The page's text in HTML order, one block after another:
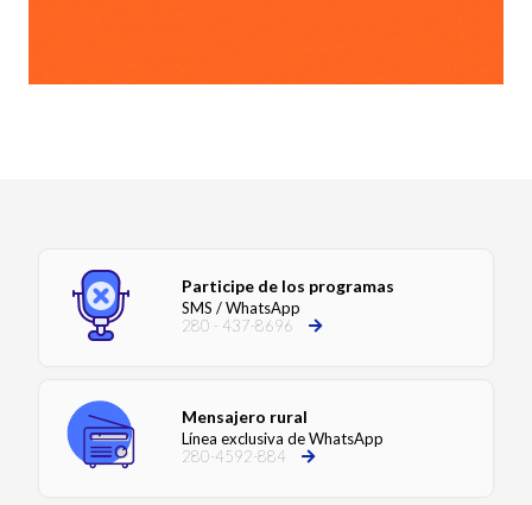
Participe de los programas
SMS / WhatsApp
280 - 437-8696
Mensajero rural
Línea exclusiva de WhatsApp
280-4592-884